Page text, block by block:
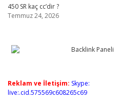
450 SR kaç cc’dir ?
Temmuz 24, 2026
Reklam ve İletişim: Skype:
live:.cid.575569c608265c69